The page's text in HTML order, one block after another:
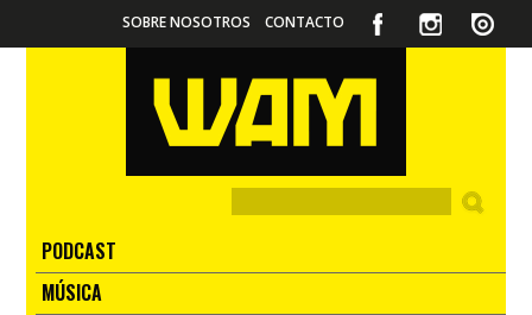
SOBRE NOSOTROS CONTACTO
PODCAST
MÚSICA